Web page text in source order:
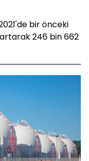
bir önceki
artarak 246 bin 662